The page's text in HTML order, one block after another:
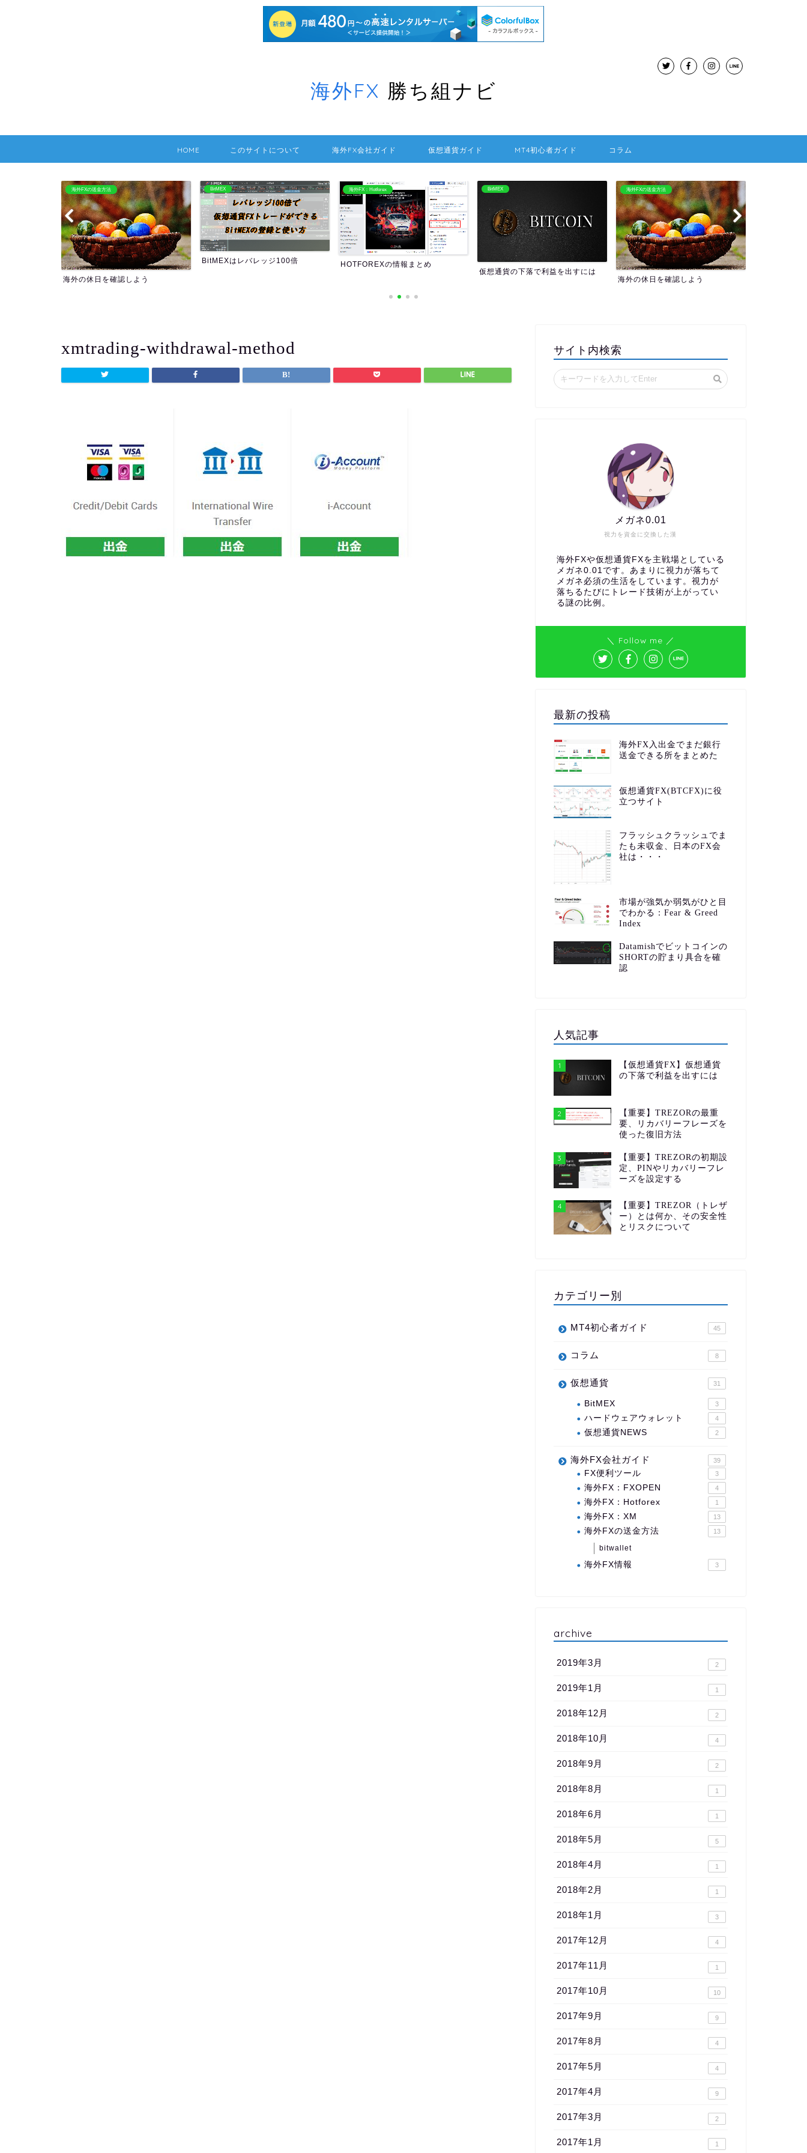
海外FX 勝ち組ナビ
HOME このサイトについて 海外FX会社ガイド 仮想通貨ガイド MT4初心者ガイド コラム
BitMEX
BitMEXはレバレッジ100倍
海外FX：Hotforex
HOTFOREXの情報まとめ
BitMEX 海外FXの送金方法 BitMEX
BitMEXはレバレッジ100倍
xmtrading-withdrawal-method サイト内検索
視力を資金に交換した漢
メガネ0.01
海外FXや仮想通貨FXを主戦場としている
メガネ0.01です。あまりに視力が落ちて
メガネ必須の生活をしています。視力が
落ちるたびにトレード技術が上がってい
る謎の比例。
＼ Follow me ／
最新の投稿
海外FX入出金でまだ銀行
送金できる所をまとめた
仮想通貨FX(BTCFX)に役
立つサイト
フラッシュクラッシュでま
たも未収金、日本のFX会
社は・・・
市場が強気か弱気がひと目
でわかる：Fear & Greed
Index
Datamishでビットコインの
SHORTの貯まり具合を確
認
人気記事
1
【仮想通貨FX】仮想通貨
の下落で利益を出すには
2
【重要】TREZORの最重
要、リカバリーフレーズを
使った復旧方法
3
【重要】TREZORの初期設
定、PINやリカバリーフレ
ーズを設定する
4
【重要】TREZOR（トレザ
ー）とは何か、その安全性
とリスクについて
カテゴリー別
MT4初心者ガイド 45
コラム 8
仮想通貨 31
BitMEX 3
ハードウェアウォレット 4
仮想通貨NEWS 2
海外FX会社ガイド 39
FX便利ツール 3
海外FX：FXOPEN 4
海外FX：Hotforex 1
海外FX：XM 13
海外FXの送金方法 13
bitwallet
海外FX情報 3
archive
2019年3月 2
2019年1月 1
2018年12月 2
2018年10月 4
2018年9月 2
2018年8月 1
2018年6月 1
2018年5月 5
2018年4月 1
2018年2月 1
2018年1月 3
2017年12月 4
2017年11月 1
2017年10月 10
2017年9月 9
2017年8月 4
2017年5月 4
2017年4月 9
2017年3月 2
2017年1月 1